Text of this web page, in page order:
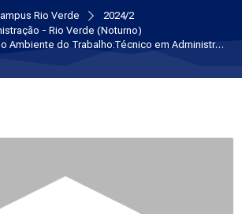
Rio Verde
2024/2
- Rio Verde (Noturno)
SUAP015107 - Meio Ambiente do Trabalho:Técnico em Administração, Subsequente, 1º Período, Turno Noturno (2024)